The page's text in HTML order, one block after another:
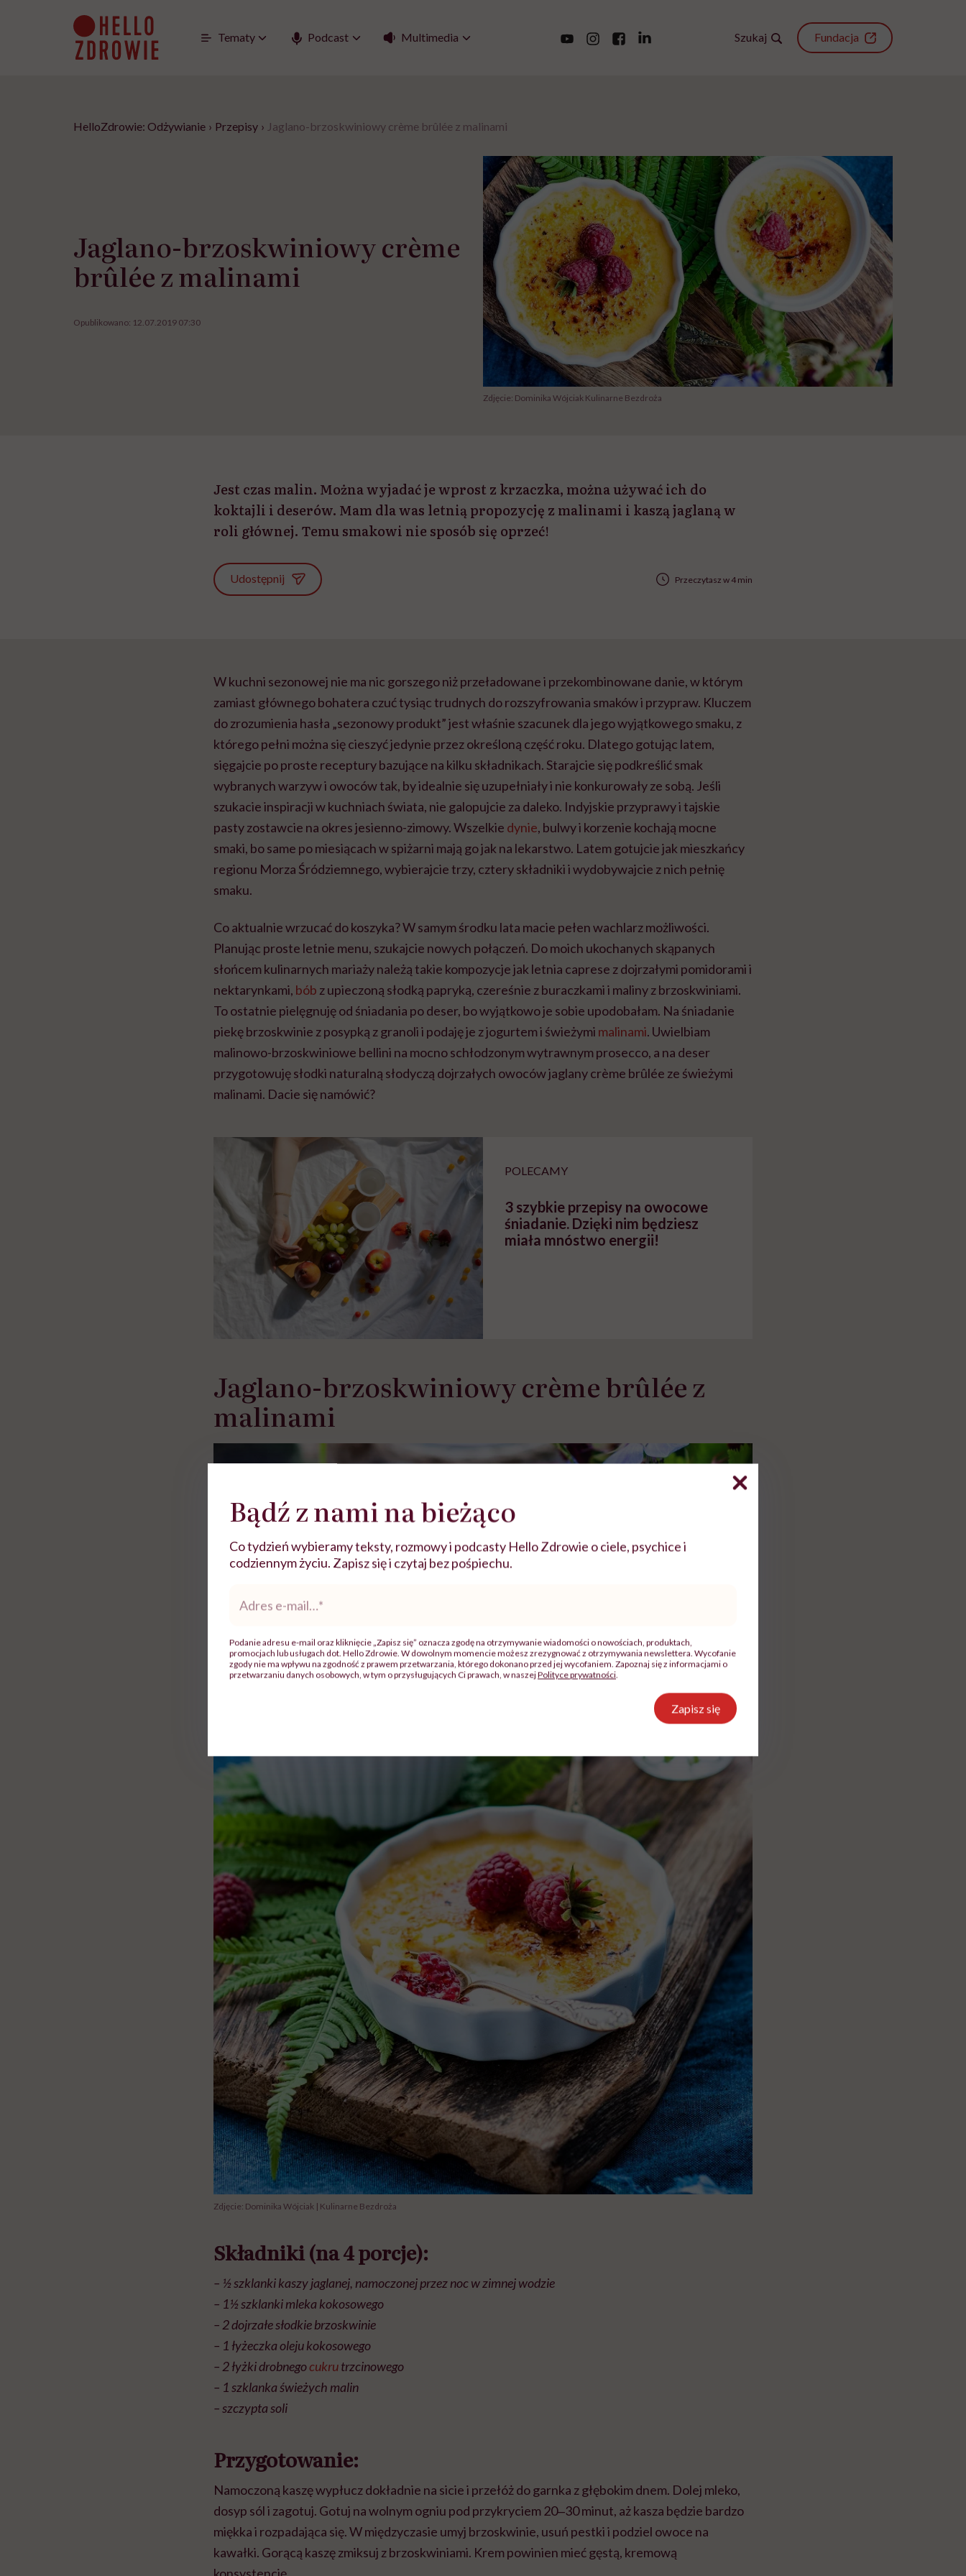
Tematy Podcast Multimedia Szukaj Fundacja
HelloZdrowie: Odżywianie › Przepisy › Jaglano-brzoskwiniowy crème brûlée z malinami
Jaglano-brzoskwiniowy crème
brûlée z malinami
Opublikowano: 12.07.2019 07:30
Zdjęcie: Dominika Wójciak Kulinarne Bezdroża
Jest czas malin. Można wyjadać je wprost z krzaczka, można używać ich do
koktajli i deserów. Mam dla was letnią propozycję z malinami i kaszą jaglaną w
roli głównej. Temu smakowi nie sposób się oprzeć!
Udostępnij Przeczytasz w 4 min
W kuchni sezonowej nie ma nic gorszego niż przeładowane i przekombinowane danie, w którym
zamiast głównego bohatera czuć tysiąc trudnych do rozszyfrowania smaków i przypraw. Kluczem
do zrozumienia hasła „sezonowy produkt” jest właśnie szacunek dla jego wyjątkowego smaku, z
którego pełni można się cieszyć jedynie przez określoną część roku. Dlatego gotując latem,
sięgajcie po proste receptury bazujące na kilku składnikach. Starajcie się podkreślić smak
wybranych warzyw i owoców tak, by idealnie się uzupełniały i nie konkurowały ze sobą. Jeśli
szukacie inspiracji w kuchniach świata, nie galopujcie za daleko. Indyjskie przyprawy i tajskie
pasty zostawcie na okres jesienno-zimowy. Wszelkie dynie, bulwy i korzenie kochają mocne
smaki, bo same po miesiącach w spiżarni mają go jak na lekarstwo. Latem gotujcie jak mieszkańcy
regionu Morza Śródziemnego, wybierajcie trzy, cztery składniki i wydobywajcie z nich pełnię
smaku.
Co aktualnie wrzucać do koszyka? W samym środku lata macie pełen wachlarz możliwości.
Planując proste letnie menu, szukajcie nowych połączeń. Do moich ukochanych skąpanych
słońcem kulinarnych mariaży należą takie kompozycje jak letnia caprese z dojrzałymi pomidorami i
nektarynkami, bób z upieczoną słodką papryką, czereśnie z buraczkami i maliny z brzoskwiniami.
To ostatnie pielęgnuję od śniadania po deser, bo wyjątkowo je sobie upodobałam. Na śniadanie
piekę brzoskwinie z posypką z granoli i podaję je z jogurtem i świeżymi malinami. Uwielbiam
malinowo-brzoskwiniowe bellini na mocno schłodzonym wytrawnym prosecco, a na deser
przygotowuję słodki naturalną słodyczą dojrzałych owoców jaglany crème brûlée ze świeżymi
malinami. Dacie się namówić?
POLECAMY
3 szybkie przepisy na owocowe
śniadanie. Dzięki nim będziesz
miała mnóstwo energii!
Jaglano-brzoskwiniowy crème brûlée z
malinami
Zdjęcie: Dominika Wójciak | Kulinarne Bezdroża
Składniki (na 4 porcje):
– ½ szklanki kaszy jaglanej, namoczonej przez noc w zimnej wodzie
– 1½ szklanki mleka kokosowego
– 2 dojrzałe słodkie brzoskwinie
– 1 łyżeczka oleju kokosowego
– 2 łyżki drobnegocukrutrzcinowego
– 1 szklanka świeżych malin
– szczypta soli
Przygotowanie:
Namoczoną kaszę wypłucz dokładnie na sicie i przełóż do garnka z głębokim dnem. Dolej mleko,
dosyp sól i zagotuj. Gotuj na wolnym ogniu pod przykryciem 20‒30 minut, aż kasza będzie bardzo
miękka i rozpadająca się. W międzyczasie umyj brzoskwinie, usuń pestki i podziel owoce na
kawałki. Gorącą kaszę zmiksuj z brzoskwiniami. Krem powinien mieć gęstą, kremową
Bądź z nami na bieżąco
Co tydzień wybieramy teksty, rozmowy i podcasty Hello Zdrowie o ciele, psychice i
codziennym życiu. Zapisz się i czytaj bez pośpiechu.
mail*
Podanie adresu e-mail oraz kliknięcie „Zapisz się” oznacza zgodę na otrzymywanie wiadomości o nowościach, produktach,
promocjach lub usługach dot. Hello Zdrowie. W dowolnym momencie możesz zrezygnować z otrzymywania newslettera. Wycofanie
zgody nie ma wpływu na zgodność z prawem przetwarzania, którego dokonano przed jej wycofaniem. Zapoznaj się z informacjami o
przetwarzaniu danych osobowych, w tym o przysługujących Ci prawach, w naszejPolityce prywatności.
Zapisz się